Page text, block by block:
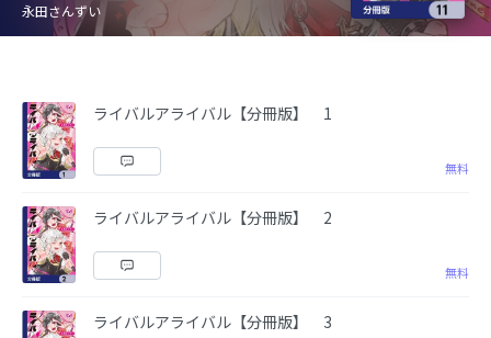
永田さんずい
ライバルアライバル【分冊版】 1
無料
ライバルアライバル【分冊版】 2
無料
ライバルアライバル【分冊版】 3